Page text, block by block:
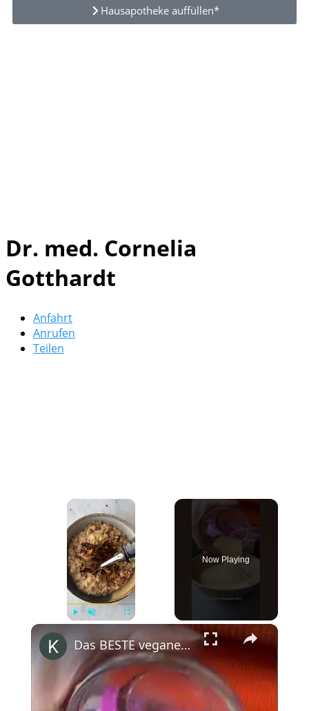
Hausapotheke auffüllen*
Dr. med. Cornelia
Gotthardt
Anfahrt
Anrufen
Teilen
Now Playing
×
Das BESTE vegane Risotto #shorts